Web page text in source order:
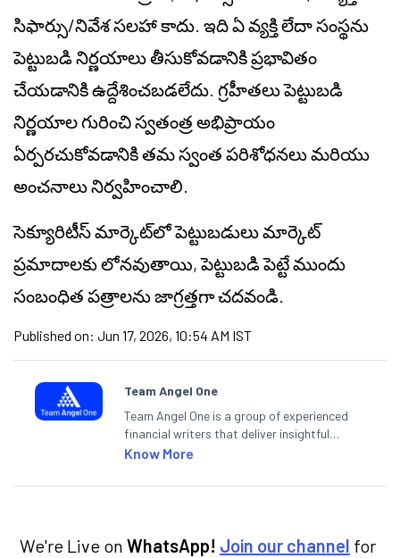
సిఫార్సు/నివేశ సలహా కాదు. ఇది ఏ వ్యక్తి లేదా సంస్థను
పెట్టుబడి నిర్ణయాలు తీసుకోవడానికి ప్రభావితం
చేయడానికి ఉద్దేశించబడలేదు. గ్రహీతలు పెట్టుబడి
నిర్ణయాల గురించి స్వతంత్ర అభిప్రాయం
ఏర్పరచుకోవడానికి తమ స్వంత పరిశోధనలు మరియు
అంచనాలు నిర్వహించాలి.
సెక్యూరిటీస్ మార్కెట్‌లో పెట్టుబడులు మార్కెట్
ప్రమాదాలకు లోనవుతాయి, పెట్టుబడి పెట్టే ముందు
సంబంధిత పత్రాలను జాగ్రత్తగా చదవండి.
Published on: Jun 17, 2026, 10:54 AM IST
Team Angel One
Team Angel One is a group of experienced
financial writers that deliver insightful
articles on the stock market, IPO, economy,
categories.
Know More
We're Live on WhatsApp! Join our channel for